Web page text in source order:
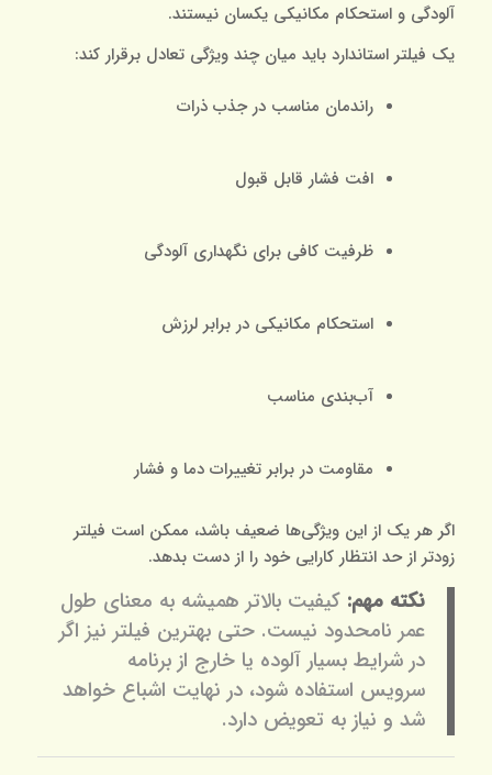
آلودگی و استحکام مکانیکی یکسان نیستند.
یک فیلتر استاندارد باید میان چند ویژگی تعادل برقرار کند:
راندمان مناسب در جذب ذرات
افت فشار قابل قبول
ظرفیت کافی برای نگهداری آلودگی
استحکام مکانیکی در برابر لرزش
آب‌بندی مناسب
مقاومت در برابر تغییرات دما و فشار
اگر هر یک از این ویژگی‌ها ضعیف باشد، ممکن است فیلتر
زودتر از حد انتظار کارایی خود را از دست بدهد.
نکته مهم: کیفیت بالاتر همیشه به معنای طول
عمر نامحدود نیست. حتی بهترین فیلتر نیز اگر
در شرایط بسیار آلوده یا خارج از برنامه
سرویس استفاده شود، در نهایت اشباع خواهد
شد و نیاز به تعویض دارد.